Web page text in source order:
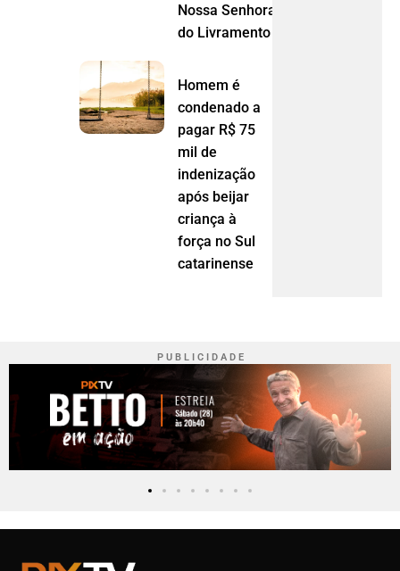
Nossa Senhora
do Livramento (MT)
Homem é
condenado a
pagar R$ 75
mil de
indenização
após beijar
criança à
força no Sul
catarinense
P U B L I C I D A D E